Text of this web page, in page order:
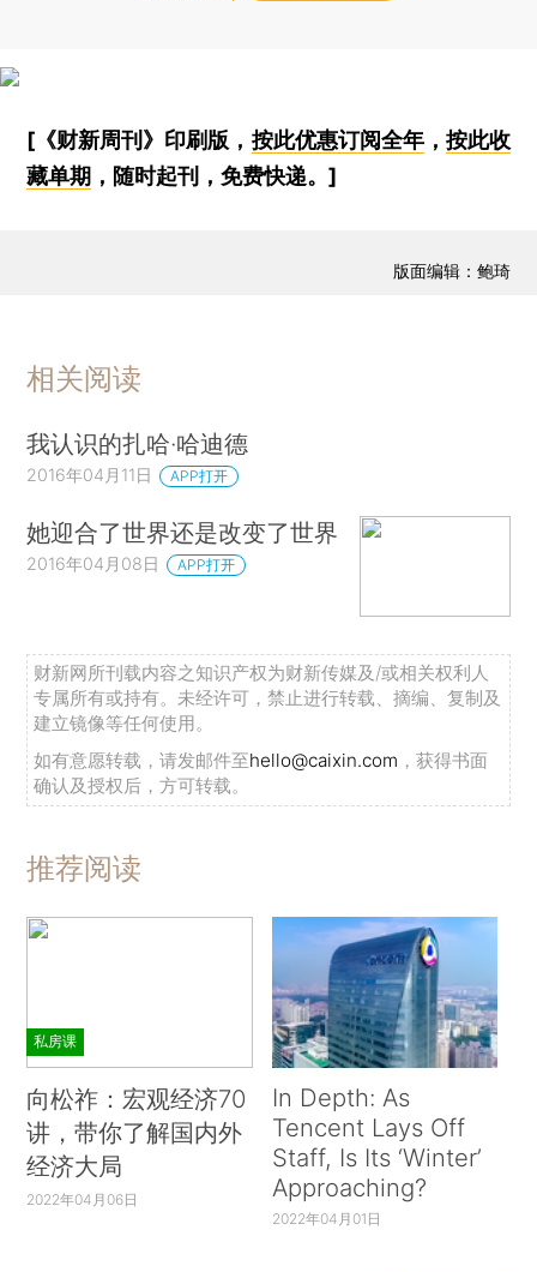
[《财新周刊》印刷版， 按此优惠订阅全年， 按此收
藏单期 ，随时起刊，免费快递。]
版面编辑：鲍琦
相关阅读
我认识的扎哈·哈迪德
2016年04月11日 APP打开
她迎合了世界还是改变了世界
2016年04月08日 APP打开
财新网所刊载内容之知识产权为财新传媒及/或相关权利人
专属所有或持有。未经许可，禁止进行转载、摘编、复制及
建立镜像等任何使用。
如有意愿转载，请发邮件至hello@caixin.com ，获得书面
确认及授权后，方可转载。
推荐阅读
私房课
向松祚：宏观经济70
讲，带你了解国内外
经济大局
2022年04月06日
In Depth: As
Tencent Lays Off
Staff, Is Its ‘Winter’
Approaching?
2022年04月01日